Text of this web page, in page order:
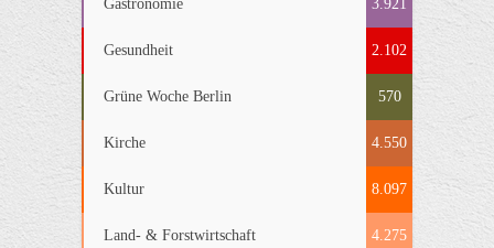
Gastronomie 3.921
Gesundheit 2.102
Grüne Woche Berlin 570
Kirche 4.550
Kultur 8.097
Land- & Forstwirtschaft 4.275